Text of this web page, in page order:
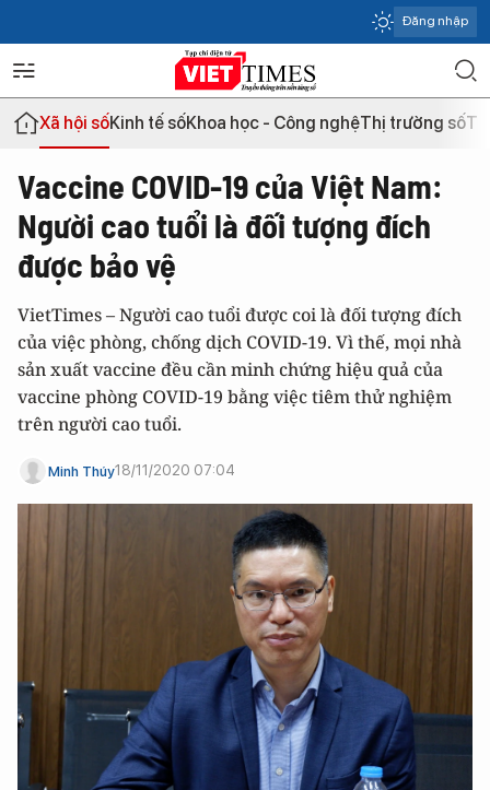
Đăng nhập
Xã hội sốKinh tế sốKhoa học - Công nghệThị trường số
Vaccine COVID-19 của Việt Nam:
Người cao tuổi là đối tượng đích
được bảo vệ
VietTimes – Người cao tuổi được coi là đối tượng đích
của việc phòng, chống dịch COVID-19. Vì thế, mọi nhà
sản xuất vaccine đều cần minh chứng hiệu quả của
vaccine phòng COVID-19 bằng việc tiêm thử nghiệm
trên người cao tuổi.
Minh Thúy18/11/2020 07:04